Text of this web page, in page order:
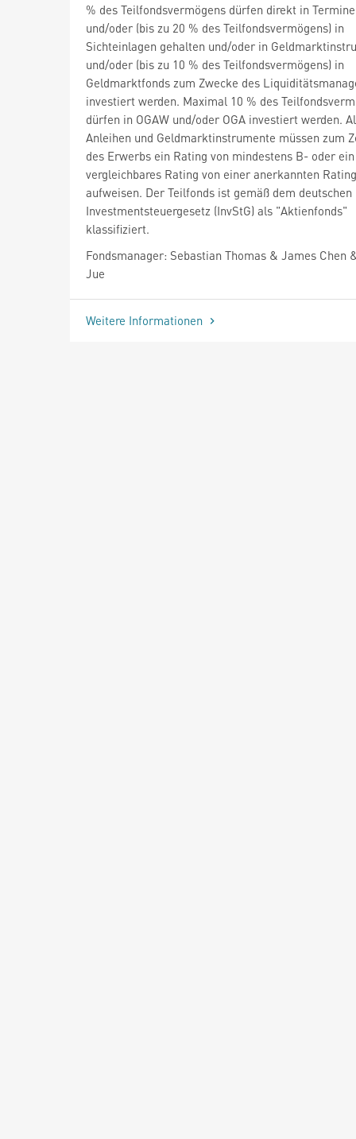
% des Teilfondsvermögens dürfen direkt in
und/oder (bis zu 20 % des Teilfondsvermögens) in
Sichteinlagen gehalten und/oder in
und/oder (bis zu 10 % des Teilfondsvermögens) in
Geldmarktfonds zum Zwecke des
investiert werden. Maximal 10 % des
dürfen in OGAW und/oder OGA investiert werden.
Anleihen und Geldmarktinstrumente müssen zum
des Erwerbs ein Rating von mindestens B- oder ein
vergleichbares Rating von einer anerkannten
aufweisen. Der Teilfonds ist gemäß dem deutschen
Investmentsteuergesetz (InvStG) als "Aktienfonds"
klassifiziert.
Fondsmanager: Sebastian Thomas & James Chen
Jue
Weitere Informationen